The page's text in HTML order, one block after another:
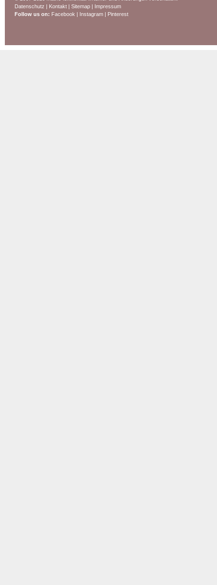
Datenschutz | Kontakt | Sitemap | Impressum
Follow us on: Facebook | Instagram | Pinterest